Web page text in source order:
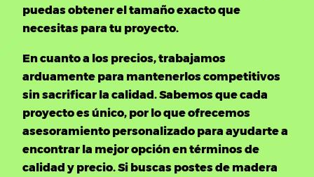
puedas obtener el tamaño exacto que
necesitas para tu proyecto.
En cuanto a los precios, trabajamos
arduamente para mantenerlos competitivos
sin sacrificar la calidad. Sabemos que cada
proyecto es único, por lo que ofrecemos
asesoramiento personalizado para ayudarte a
encontrar la mejor opción en términos de
calidad y precio. Si buscas postes de madera